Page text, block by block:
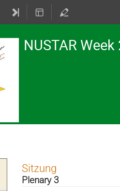
NUSTAR
Sitzung
Plenary 3